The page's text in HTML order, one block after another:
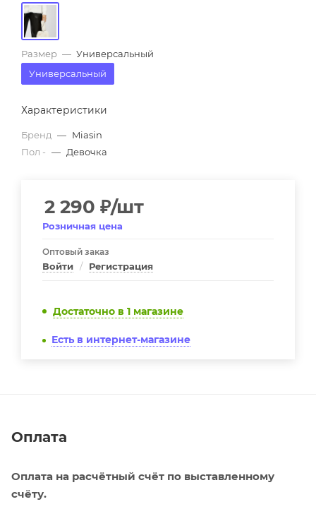
Размер — Универсальный
Универсальный
Характеристики
Бренд — Miasin
Пол - — Девочка
2 290 ₽/шт
Розничная цена
Оптовый заказ
Войти / Регистрация
Достаточно в 1 магазине
Есть в интернет-магазине
Оплата
Оплата на расчётный счёт по выставленному
счёту.